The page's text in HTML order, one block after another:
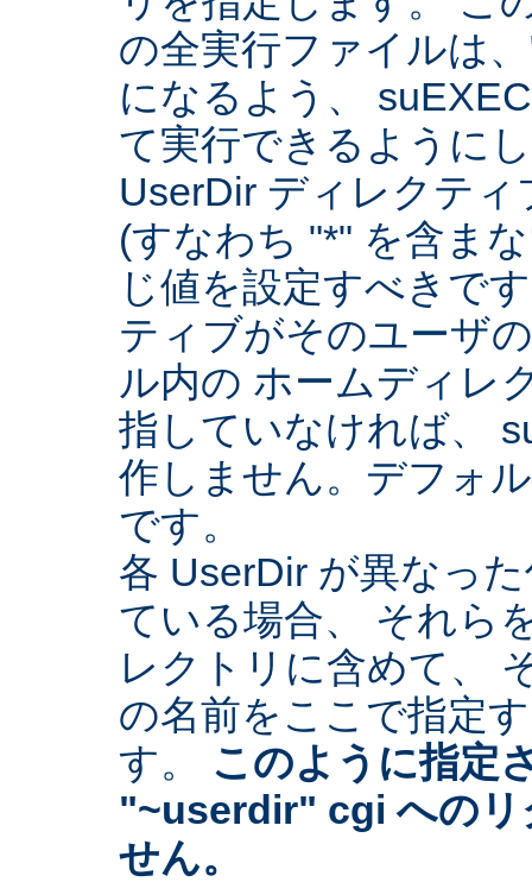
の全実行ファイルは
になるよう、
て実行できるように
UserDir ディレクテ
(すなわち "*" を含ま
じ値を設定すべきで
ティブがそのユーザ
ル内の ホームディレ
指していなければ、
作しません。デフォ
です。
各 UserDir が異なっ
ている場合、 それら
レクトリに含めて、
の名前をここで指定
す。 このように指定
"~userdir" cgi へのリ
せん。